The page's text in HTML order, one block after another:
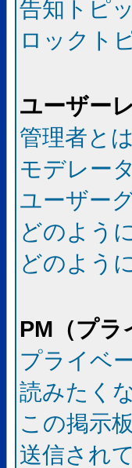
告知トピ
ロックト
ユーザー
管理者と
モデレー
ユーザー
どのよう
どのよう
PM（プラ
プライベ
読みたく
この掲示
送信され